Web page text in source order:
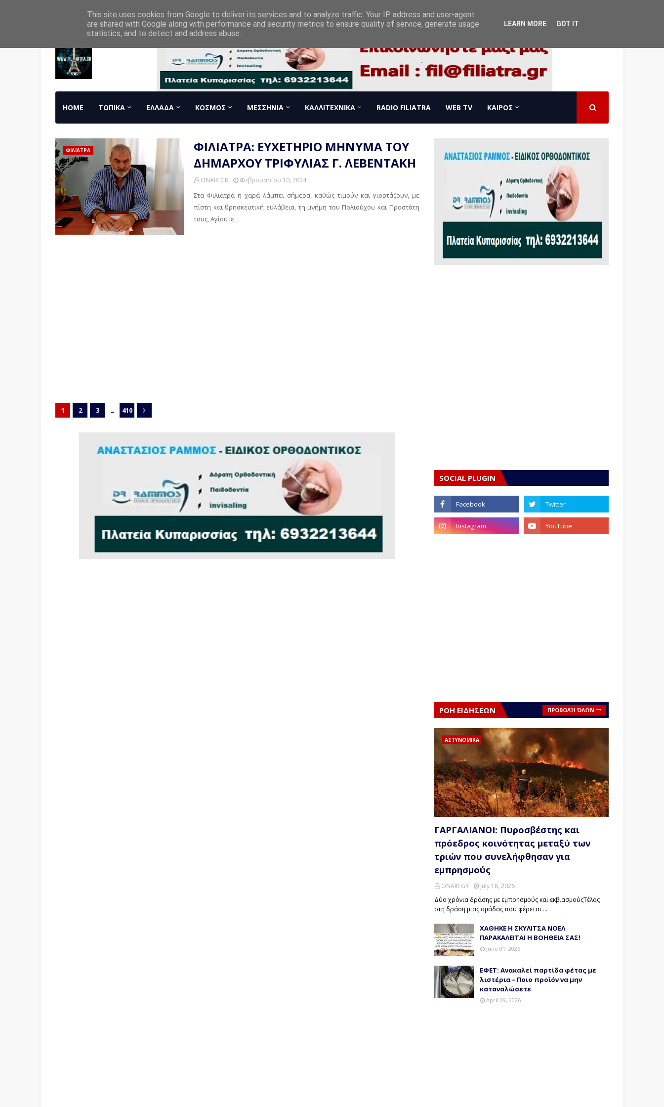
HOME ΤΟΠΙΚΑ ΕΛΛΑΔΑ ΚΟΣΜΟΣ ΜΕΣΣΗΝΙΑ ΚΑΛΛΙΤΕΧΝΙΚΑ RADIO FILIATRA WEB TV ΚΑΙΡΟΣ
ΦΙΛΙΑΤΡΑ
ΦΙΛΙΑΤΡΑ: ΕΥΧΕΤΗΡΙΟ ΜΗΝΥΜΑ ΤΟΥ
ΔΗΜΑΡΧΟΥ ΤΡΙΦΥΛΙΑΣ Γ. ΛΕΒΕΝΤΑΚΗ
ONAIR GR Φεβρουαρίου 10, 2024
Στα Φιλιατρά η χαρά λάμπει σήμερα, καθώς τιμούν και γιορτάζουν, με
πίστη και θρησκευτική ευλάβεια, τη μνήμη του Πολιούχου και Προστάτη
τους, Αγίου Ιε…
1 2 3 ... 410
SOCIAL PLUGIN
ΡΟΗ ΕΙΔΗΣΕΩΝ ΠΡΟΒΟΛΉ ΌΛΩΝ
ΑΣΤΥΝΟΜΙΚΑ
ΓΑΡΓΑΛΙΑΝΟΙ: Πυροσβέστης και
πρόεδρος κοινότητας μεταξύ των
τριών που συνελήφθησαν για
εμπρησμούς
ONAIR GR
July 18, 2026
Δύο χρόνια δράσης με εμπρησμούς και εκβιασμούςΤέλος
στη δράση μιας ομάδας που φέρεται …
ΧΑΘΗΚΕ Η ΣΚΥΛΙΤΣΑ ΝΟΕΛ
ΠΑΡΑΚΑΛΕΙΤΑΙ Η ΒΟΗΘΕΙΑ ΣΑΣ!
June 01, 2026
ΕΦΕΤ: Ανακαλεί παρτίδα φέτας με
λιστέρια – Ποιο προϊόν να μην
καταναλώσετε
April 09, 2026
This site uses cookies from Google to deliver its services and to analyze traffic. Your IP address and user-agent
are shared with Google along with performance and security metrics to ensure quality of service, generate usage
statistics, and to detect and address abuse.
LEARN MORE GOT IT